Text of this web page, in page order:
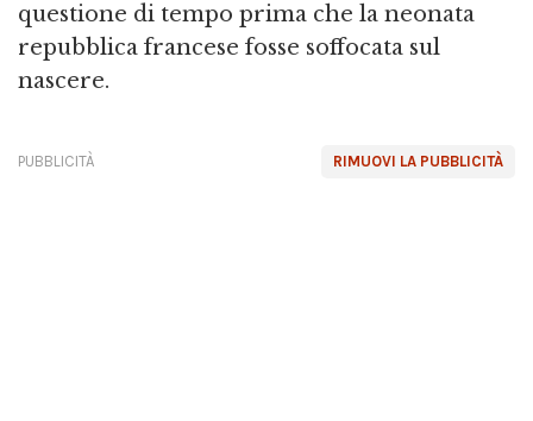
questione di tempo prima che la neonata
repubblica francese fosse soffocata sul
nascere.
RIMUOVI LA PUBBLICITÀ
PUBBLICITÀ